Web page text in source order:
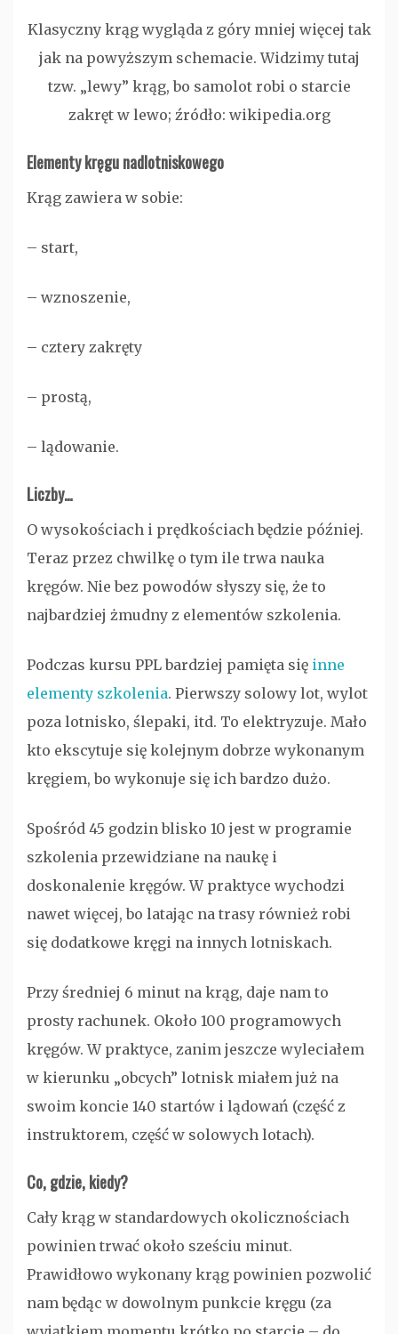
Klasyczny krąg wygląda z góry mniej więcej tak
jak na powyższym schemacie. Widzimy tutaj
tzw. „lewy” krąg, bo samolot robi o starcie
zakręt w lewo; źródło: wikipedia.org
Elementy kręgu nadlotniskowego
Krąg zawiera w sobie:
– start,
– wznoszenie,
– cztery zakręty
– prostą,
– lądowanie.
Liczby…
O wysokościach i prędkościach będzie później.
Teraz przez chwilkę o tym ile trwa nauka
kręgów. Nie bez powodów słyszy się, że to
najbardziej żmudny z elementów szkolenia.
Podczas kursu PPL bardziej pamięta się inne
elementy szkolenia. Pierwszy solowy lot, wylot
poza lotnisko, ślepaki, itd. To elektryzuje. Mało
kto ekscytuje się kolejnym dobrze wykonanym
kręgiem, bo wykonuje się ich bardzo dużo.
Spośród 45 godzin blisko 10 jest w programie
szkolenia przewidziane na naukę i
doskonalenie kręgów. W praktyce wychodzi
nawet więcej, bo latając na trasy również robi
się dodatkowe kręgi na innych lotniskach.
Przy średniej 6 minut na krąg, daje nam to
prosty rachunek. Około 100 programowych
kręgów. W praktyce, zanim jeszcze wyleciałem
w kierunku „obcych” lotnisk miałem już na
swoim koncie 140 startów i lądowań (część z
instruktorem, część w solowych lotach).
Co, gdzie, kiedy?
Cały krąg w standardowych okolicznościach
powinien trwać około sześciu minut.
Prawidłowo wykonany krąg powinien pozwolić
nam będąc w dowolnym punkcie kręgu (za